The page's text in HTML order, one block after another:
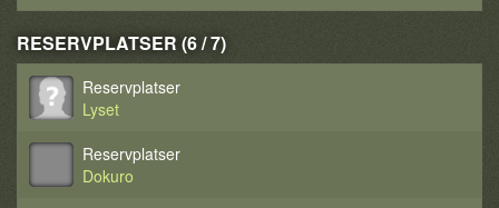
RESERVPLATSER (6 / 7)
Reservplatser
Lyset
Reservplatser
Dokuro